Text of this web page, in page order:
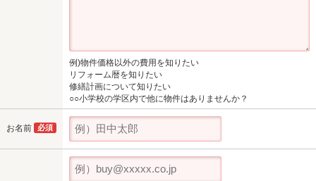
例)物件価格以外の費用を知りたい
リフォーム暦を知りたい
修繕計画について知りたい
○○小学校の学区内で他に物件はありませんか？
お名前 必須